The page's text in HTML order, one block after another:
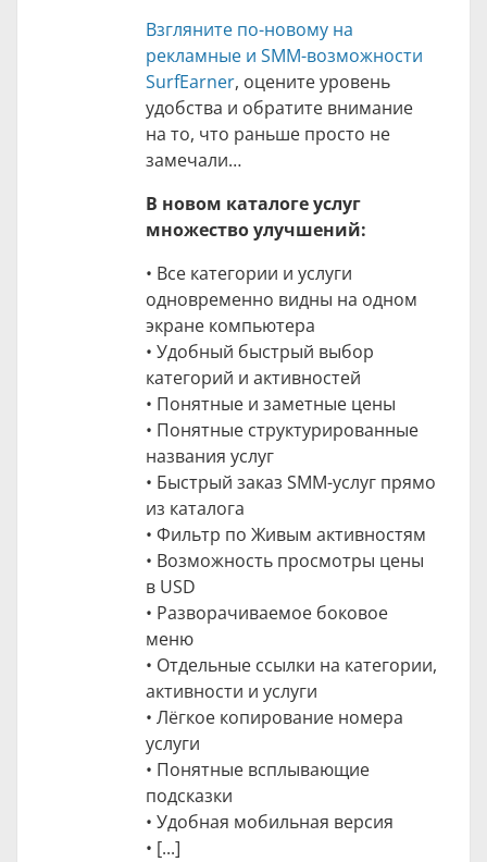
Взгляните по-новому на
рекламные и SMM-возможности
SurfEarner, оцените уровень
удобства и обратите внимание
на то, что раньше просто не
замечали…
В новом каталоге услуг
множество улучшений:
• Все категории и услуги
одновременно видны на одном
экране компьютера
• Удобный быстрый выбор
категорий и активностей
• Понятные и заметные цены
• Понятные структурированные
названия услуг
• Быстрый заказ SMM-услуг прямо
из каталога
• Фильтр по Живым активностям
• Возможность просмотры цены
в USD
• Разворачиваемое боковое
меню
• Отдельные ссылки на категории,
активности и услуги
• Лёгкое копирование номера
услуги
• Понятные всплывающие
подсказки
• Удобная мобильная версия
• [...]